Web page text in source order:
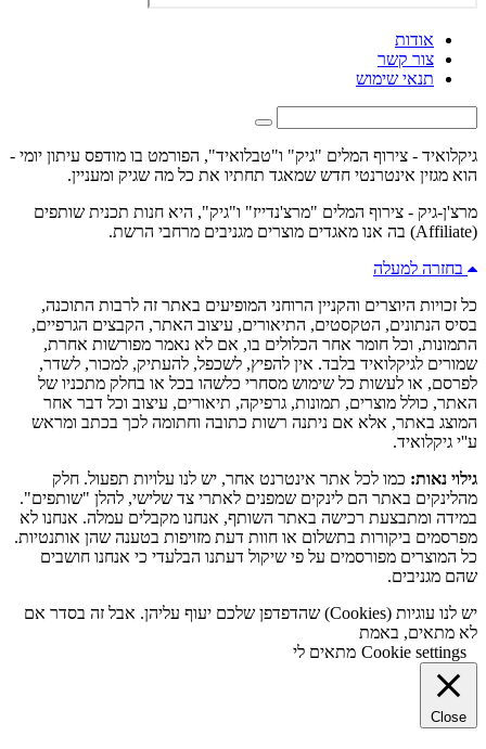
אודות
צור קשר
תנאי שימוש
גיקלואיד - צירוף המלים "גיק" ו"טבלואיד", הפורמט בו מודפס עיתון יומי -
הוא מגזין אינטרנטי חדש שמאגד תחתיו את כל מה שגיק ומעניין.
מרצ'ן-גיק - צירוף המלים "מרצ'נדייז" ו"גיק", היא חנות תכנית שותפים
(Affiliate) בה אנו מאגדים מוצרים מגניבים מרחבי הרשת.
בחזרה למעלה
כל זכויות היוצרים והקניין הרוחני המופיעים באתר זה לרבות התוכנה,
בסיס הנתונים, הטקסטים, התיאורים, עיצוב האתר, הקבצים הגרפיים,
התמונות, וכל חומר אחר הכלולים בו, אם לא נאמר מפורשות אחרת,
שמורים לגיקלואיד בלבד. אין להפיץ, לשכפל, להעתיק, למכור, לשדר,
לפרסם, או לעשות כל שימוש מסחרי כלשהו בכל או בחלק מתכניו של
האתר, כולל מוצרים, תמונות, גרפיקה, תיאורים, עיצוב וכל דבר אחר
המוצג באתר, אלא אם ניתנה רשות כתובה וחתומה לכך בכתב ומראש
ע''י גיקלואיד.
גילוי נאות: כמו לכל אתר אינטרנט אחר, יש לנו עלויות תפעול. חלק
מהלינקים באתר הם לינקים שמפנים לאתרי צד שלישי, להלן "שותפים".
במידה ומתבצעת רכישה באתר השותף, אנחנו מקבלים עמלה. אנחנו לא
מפרסמים ביקורות בתשלום או חוות דעת מזויפות בטענה שהן אותנטיות.
כל המוצרים מפורסמים על פי שיקול דעתנו הבלעדי כי אנחנו חושבים
שהם מגניבים.
יש לנו עוגיות (Cookies) שהדפדפן שלכם יעוף עליהן. אבל זה בסדר אם
לא מתאים, באמת
Cookie settings מתאים לי
Close